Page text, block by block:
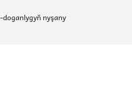
nyşany